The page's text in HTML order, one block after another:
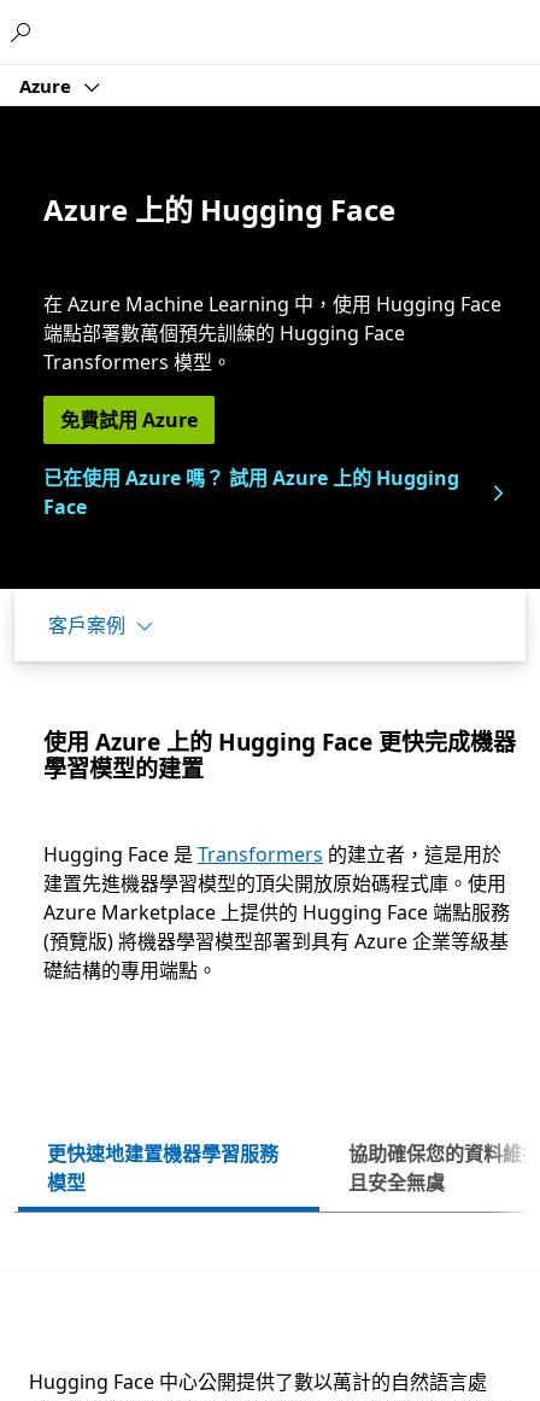
Azure
Azure 上的 Hugging Face
在 Azure Machine Learning 中，使用 Hugging Face
端點部署數萬個預先訓練的 Hugging Face
Transformers 模型。
免費試用 Azure
已在使用 Azure 嗎？ 試用 Azure 上的 Hugging
Face
客戶案例
使用 Azure 上的 Hugging Face 更快完成機器
學習模型的建置
Hugging Face 是 Transformers 的建立者，這是用於
建置先進機器學習模型的頂尖開放原始碼程式庫。使用
Azure Marketplace 上提供的 Hugging Face 端點服務
(預覽版) 將機器學習模型部署到具有 Azure 企業等級基
礎結構的專用端點。
更快速地建置機器學習服務
模型
協助確保您的資料維
且安全無虞
下
Azure Kubernetes Service (AKS)
Hugging Face 中心公開提供了數以萬計的自然語言處